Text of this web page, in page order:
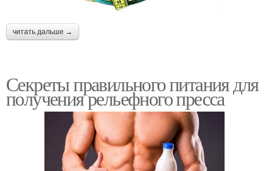
читать дальше →
Секреты правильного питания для
получения рельефного пресса